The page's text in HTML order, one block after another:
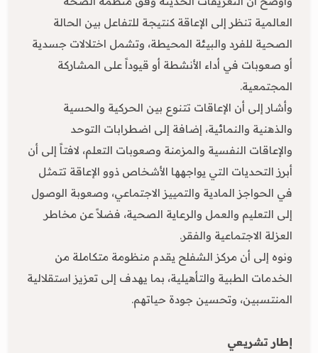
العالمية تنظر إلى الإعاقة كنتيجة للتفاعل بين الحالة
الصحية للفرد والبيئة المحيطة، وتشمل اختلالات جسدية
أو صعوبات في أداء الأنشطة أو قيوداً على المشاركة
المجتمعية.
وأشار إلى أن الإعاقات تتنوع بين الحركية والحسية
والذهنية والنمائية، إضافة إلى اضطرابات التوحد
والإعاقات النفسية والمزمنة وصعوبات التعلم، لافتاً إلى أن
أبرز التحديات التي يواجهها الأشخاص ذوو الإعاقة تتمثل
في الحواجز المادية والتمييز الاجتماعي، وصعوبة الوصول
إلى التعليم والعمل والرعاية الصحية، فضلاً عن مخاطر
العزلة الاجتماعية والفقر.
ونوه إلى أن مركز الشفلح يقدم منظومة متكاملة من
الخدمات الطبية والتأهيلية، بما يهدف إلى تعزيز استقلالية
المنتسبين، وتحسين جودة حياتهم.
إطار تشريعي